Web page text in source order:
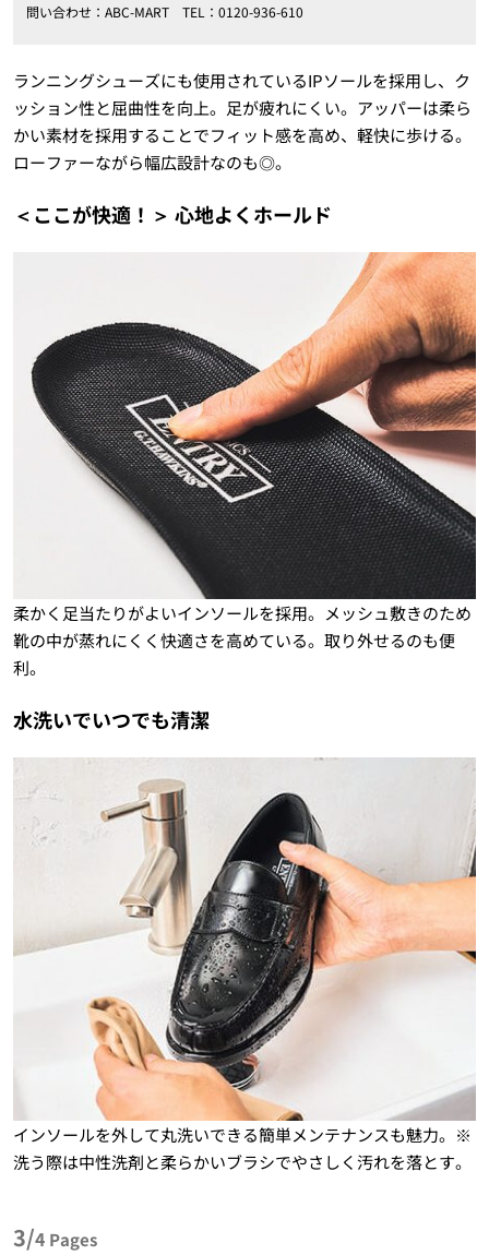
問い合わせ：ABC-MART TEL：0120-936-610
ランニングシューズにも使用されているIPソールを採用し、ク
ッション性と屈曲性を向上。足が疲れにくい。アッパーは柔ら
かい素材を採用することでフィット感を高め、軽快に歩ける。
ローファーながら幅広設計なのも◎。
＜ここが快適！＞ 心地よくホールド
柔かく足当たりがよいインソールを採用。メッシュ敷きのため
靴の中が蒸れにくく快適さを高めている。取り外せるのも便
利。
水洗いでいつでも清潔
インソールを外して丸洗いできる簡単メンテナンスも魅力。※
洗う際は中性洗剤と柔らかいブラシでやさしく汚れを落とす。
3/4 Pages